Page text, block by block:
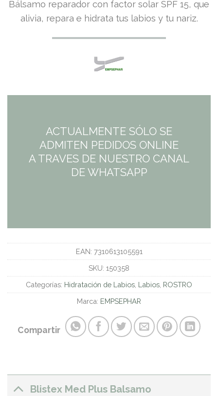
Bálsamo reparador con factor solar SPF 15, que
alivia, repara e hidrata tus labios y tu nariz.
ACTUALMENTE SÓLO SE
ADMITEN PEDIDOS ONLINE
A TRAVES DE NUESTRO CANAL
DE WHATSAPP
EAN: 7310613105591
SKU: 150358
Categorías: Hidratación de Labios Labios ROSTRO
Marca: EMPSEPHAR
Compartir
Blistex Med Plus Balsamo